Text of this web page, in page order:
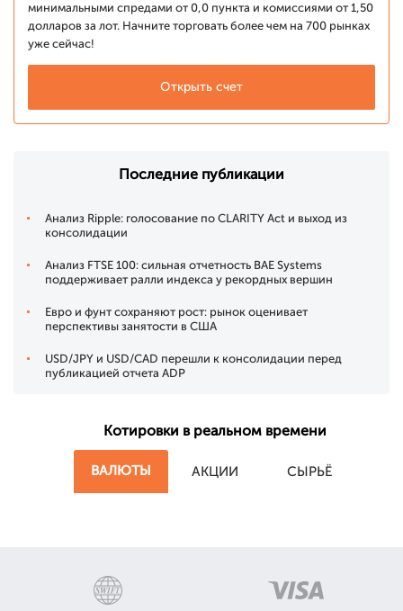
минимальными спредами от 0,0 пункта и комиссиями от 1,50
долларов за лот. Начните торговать более чем на 700 рынках
уже сейчас!
Открыть счет
Последние публикации
Анализ Ripple: голосование по CLARITY Act и выход из
консолидации
Анализ FTSE 100: сильная отчетность BAE Systems
поддерживает ралли индекса у рекордных вершин
Евро и фунт сохраняют рост: рынок оценивает
перспективы занятости в США
USD/JPY и USD/CAD перешли к консолидации перед
публикацией отчета ADP
Котировки в реальном времени
ВАЛЮТЫ АКЦИИ СЫРЬЁ